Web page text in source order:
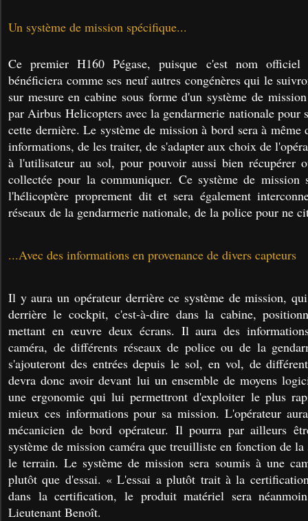
Un système de mission spécifique...
Ce premier H160 Pégase, puisque c'est nom officiel
bénéficiera comme ses neuf autres congénères qui le
sur mesure en cabine sous forme d'un système de
par Airbus Helicopters avec la gendarmerie nationale pour
cette dernière. Le système de mission à bord sera à même
informations, de les traiter, de s'adapter aux choix de
à l'utilisateur au sol, pour pouvoir aussi bien récupérer
collectée pour la communiquer. Ce système de mission
l'hélicoptère proprement dit et sera également
réseaux de la gendarmerie nationale, de la police pour ne
...Avec des informations en provenance de divers capteurs
Il y aura un opérateur derrière ce système de mission,
derrière le cockpit, c'est-à-dire dans la cabine,
mettant en œuvre deux écrans. Il aura des
caméra, de différents réseaux de police ou de la
s'ajouteront des entrées depuis le sol, en vol, de
devra donc avoir devant lui un ensemble de moyens
une ergonomie qui lui permettront d'exploiter le plus
mieux ces informations pour sa mission. L'opérateur
mécanicien de bord opérateur. Il pourra par ailleurs
système de mission caméra que treuilliste en fonction de
le terrain. Le système de mission sera soumis à une
plutôt que d'essai. « L'essai a plutôt trait à la
dans la certification, le produit matériel sera
Lieutenant Benoît.